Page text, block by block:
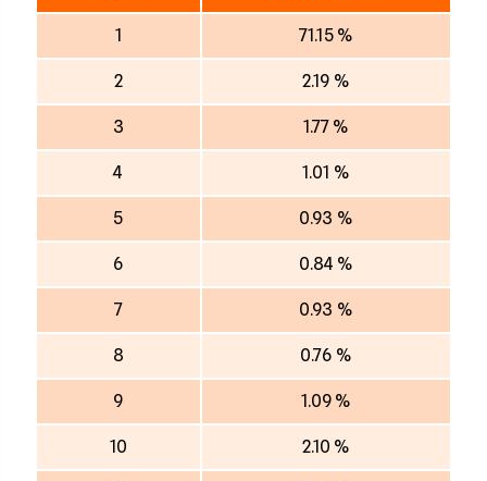
1 71.15 %
2 2.19 %
3 1.77 %
4 1.01 %
5 0.93 %
6 0.84 %
7 0.93 %
8 0.76 %
9 1.09 %
10 2.10 %